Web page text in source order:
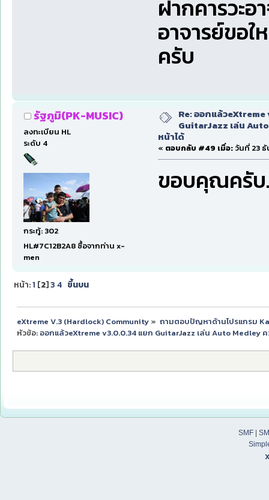
ฝากคารวะ
อาจารย์ขอ
ครับ
รัฐภูมิ(PK-MUSIC)
ลงทะเบียน HL
ระดับ 4
กระทู้: 302
HL#7C12B2A8 ซื้อจากท่าน x-
men
Re: ออกแล้ว
GuitarJazz เล่น
หน้าได้
« ตอบกลับ #49 เมื่อ: วันที่ 23
ขอบคุณครับ
หน้า:1 [2]3 4 ขึ้นบน
eXtreme V.3 (Hardlock) Community» ถามตอบปัญหาด้านโปรแกรม
หัวข้อ: ออกแล้วeXtreme v3.0.0.34 แยก GuitarJazz เล่น Auto Medley ค
SMF|